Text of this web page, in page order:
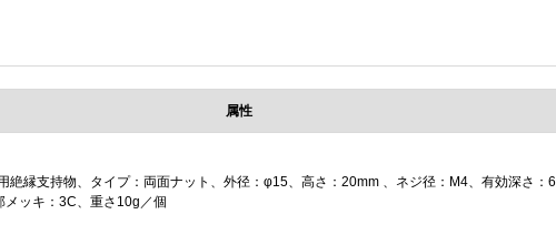
属性
絶縁支持物、タイプ：両面ナット、外径：φ15、高さ：20mm 、ネジ径：M4、有効深さ：6
メッキ：3C、重さ10g／個